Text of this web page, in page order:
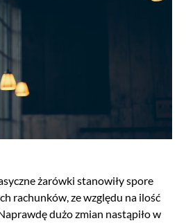
żarówki stanowiły spore
rachunków, ze względu na ilość
dużo zmian nastąpiło w